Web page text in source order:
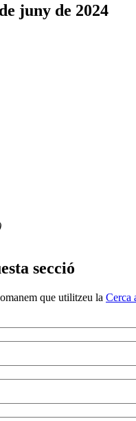
juny de 2024
secció
que utilitzeu la Cerca